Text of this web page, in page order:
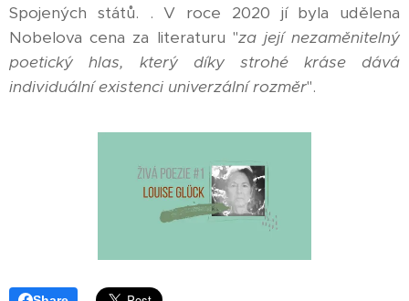
Spojených států. . V roce 2020 jí byla udělena
Nobelova cena za literaturu "za její nezaměnitelný
poetický hlas, který díky strohé kráse dává
individuální existenci univerzální rozměr".